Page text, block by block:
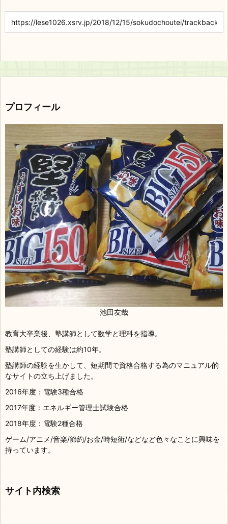
プロフィール
池田友哉
教育大卒業後、塾講師として数学と理科を指導。
塾講師としての経験は約10年。
塾講師の経験を生かして、短期間で資格合格する為のマニュアル的
なサイトの立ち上げました。
2016年度：電験3種合格
2017年度：エネルギー管理士試験合格
2018年度：電験2種合格
ゲーム/アニメ/音楽/節約/お金/時短術/などなど色々なことに興味を
持っています。
サイト内検索